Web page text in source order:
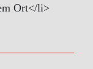
Ort</li>